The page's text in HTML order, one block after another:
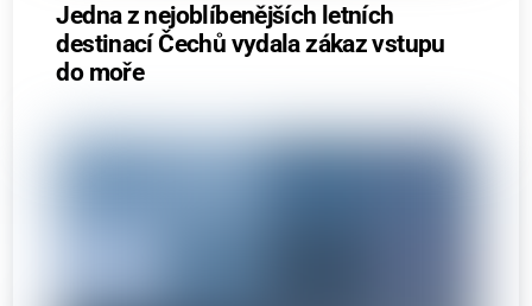
Jedna z nejoblíbenějších letních
destinací Čechů vydala zákaz vstupu
do moře